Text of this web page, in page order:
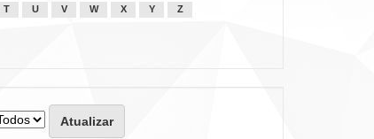
T U V W X Y Z